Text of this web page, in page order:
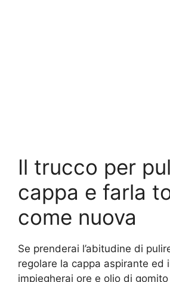
Il trucco per
cappa e farla
come nuova
Se prenderai l’abitudine di
regolare la cappa aspirante ed
impiegherai ore e olio di